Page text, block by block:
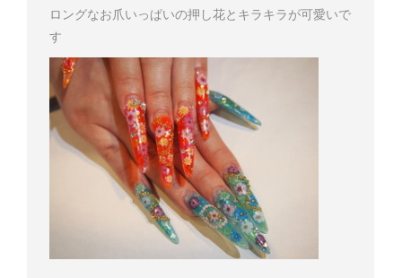
ロングなお爪いっぱいの押し花とキラキラが可愛いで
す